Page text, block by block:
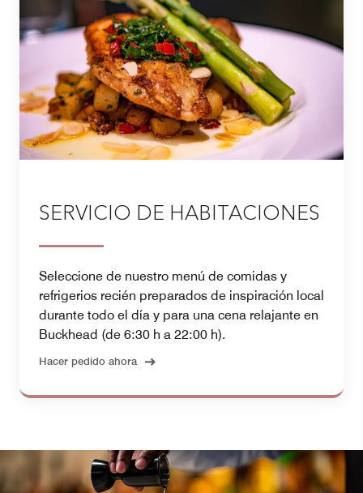
SERVICIO DE HABITACIONES
Seleccione de nuestro menú de comidas y
refrigerios recién preparados de inspiración local
durante todo el día y para una cena relajante en
Buckhead (de 6:30 h a 22:00 h).
Hacer pedido ahora